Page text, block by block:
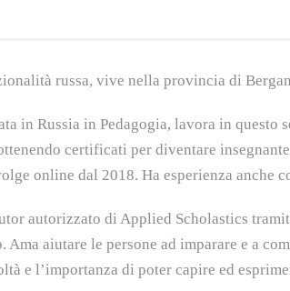
russa, vive nella provincia di
in Russia in Pedagogia, lavora in
certificati per diventare
online dal 2018. Ha esperienza anche
autorizzato di Applied Scholastics
Ama aiutare le persone ad imparare e a
e l’importanza di poter capire ed